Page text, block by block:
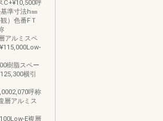
C+¥10,500呼
準寸法h㎜
）色番FＴ
アルミスペ
樹脂スペー
横引
呼称
層アルミス
E複層